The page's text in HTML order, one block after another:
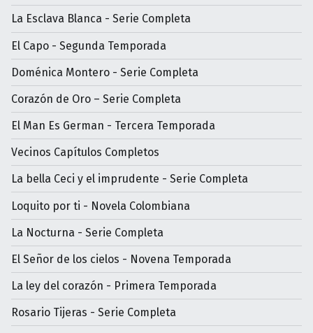
La Esclava Blanca - Serie Completa
El Capo - Segunda Temporada
Doménica Montero - Serie Completa
Corazón de Oro – Serie Completa
El Man Es German - Tercera Temporada
Vecinos Capítulos Completos
La bella Ceci y el imprudente - Serie Completa
Loquito por ti - Novela Colombiana
La Nocturna - Serie Completa
El Señor de los cielos - Novena Temporada
La ley del corazón - Primera Temporada
Rosario Tijeras - Serie Completa